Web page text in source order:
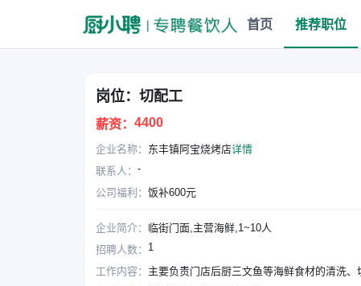
岗位：切配工
薪资： 4400
企业名称： 东丰镇阿宝烧烤店详情
联系人： -
公司福利： 饭补600元
企业简介： 临街门面,主营海鲜,1~10人
招聘人数： 1
工作内容： 主要负责门店后厨三文鱼等海鲜食材的清洗
首页 推荐职位